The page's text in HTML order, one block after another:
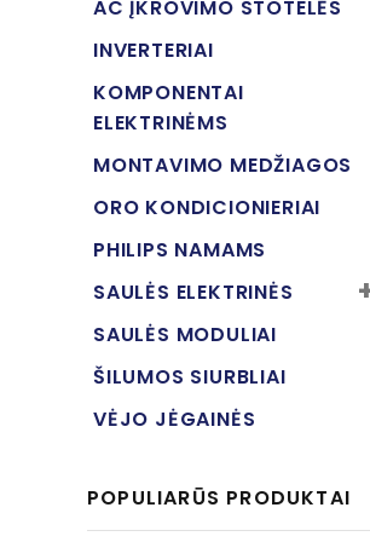
AC ĮKROVIMO STOTELĖS
INVERTERIAI
KOMPONENTAI
ELEKTRINĖMS
MONTAVIMO MEDŽIAGOS
ORO KONDICIONIERIAI
PHILIPS NAMAMS
SAULĖS ELEKTRINĖS
SAULĖS MODULIAI
ŠILUMOS SIURBLIAI
VĖJO JĖGAINĖS
POPULIARŪS PRODUKTAI